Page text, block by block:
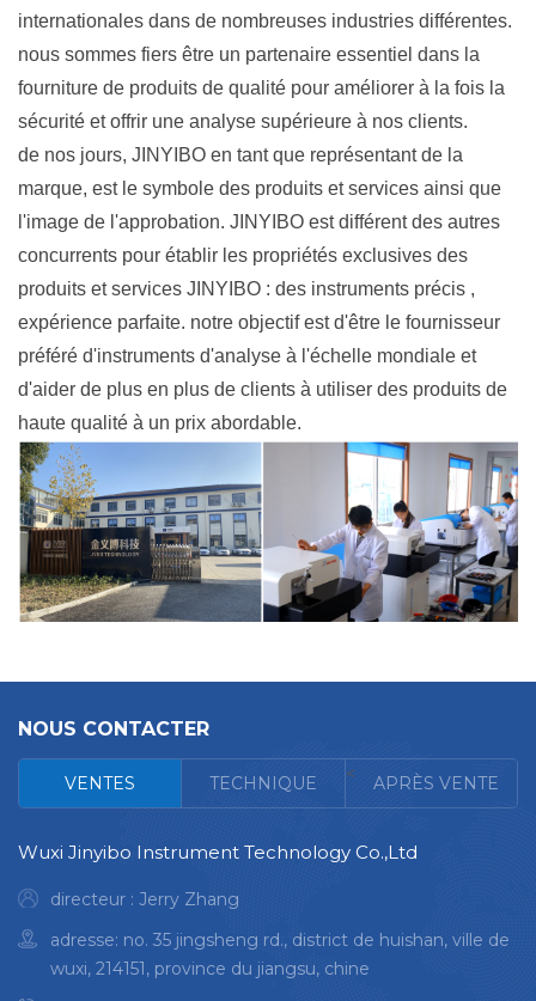
internationales dans de nombreuses industries différentes.
nous sommes fiers être un partenaire essentiel dans la
fourniture de produits de qualité pour améliorer à la fois la
sécurité et offrir une analyse supérieure à nos clients.
de nos jours, JINYIBO en tant que représentant de la
marque, est le symbole des produits et services ainsi que
l'image de l'approbation. JINYIBO est différent des autres
concurrents pour établir les propriétés exclusives des
produits et services JINYIBO : des instruments précis ,
expérience parfaite. notre objectif est d'être le fournisseur
préféré d'instruments d'analyse à l'échelle mondiale et
d'aider de plus en plus de clients à utiliser des produits de
haute qualité à un prix abordable.
NOUS CONTACTER
VENTES TECHNIQUE < APRÈS VENTE
Wuxi Jinyibo Instrument Technology Co.,Ltd
directeur : Jerry Zhang
adresse: no. 35 jingsheng rd., district de huishan, ville de
wuxi, 214151, province du jiangsu, chine